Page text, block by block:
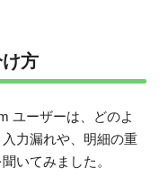
方
ユーザーは、どのよ
力漏れや、明細の重
いてみました。